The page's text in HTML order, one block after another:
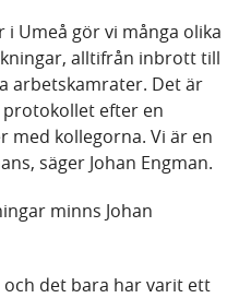
Umeå gör vi många olika
alltifrån inbrott till
arbetskamrater. Det är
efter en
med kollegorna. Vi är en
säger Johan Engman.
minns Johan
det bara har varit ett